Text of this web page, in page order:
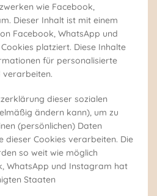
wie Facebook,
Dieser Inhalt ist mit einem
Facebook, WhatsApp und
platziert. Diese Inhalte
für personalisierte
verarbeiten.
dieser sozialen
ändern kann), um zu
(persönlichen) Daten
dieser Cookies verarbeiten. Die
so weit wie möglich
WhatsApp und Instagram hat
Staaten